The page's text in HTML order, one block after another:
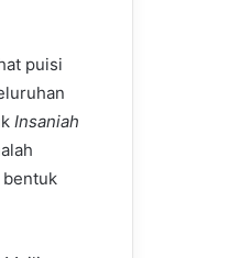
puisi
Insaniah
bentuk